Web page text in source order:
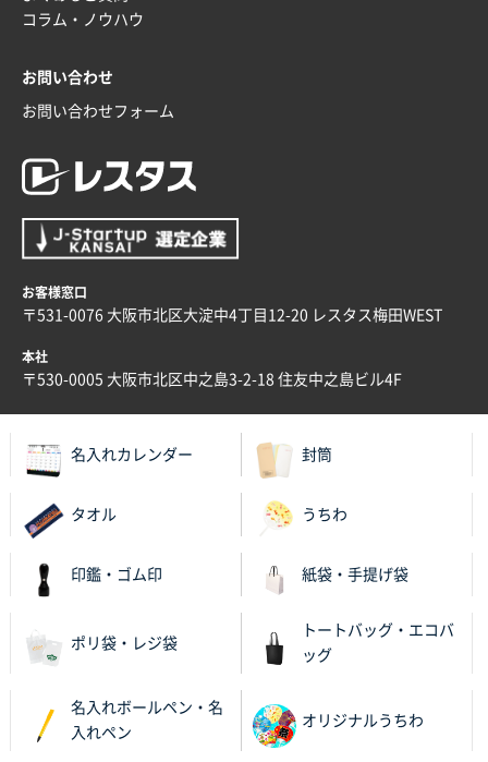
ラミネート紙袋 規格L4サイズ(B4対応)
2025年12月04日 17:34
兵庫県のお客様
2025年12月02日 23:00
ロゴが入れられること
大阪府E社様
2025年11月28日 15:13
他部署のスタッフからの指示
兵庫県S社様
以前発注しているので、データが残っている点が良か
2025年11月25日 16:41
前回同様、安心できるから
uni ジェットストリーム 05
2025年11月21日 16:39
何度か注文していて、満足していたから
コラム・ノウハウ
お問い合わせ
お問い合わせフォーム
お客様窓口
〒531-0076 大阪市北区大淀中4丁目12-20 レスタス梅田WEST
本社
〒530-0005 大阪市北区中之島3-2-18 住友中之島ビル4F
名入れカレンダー 封筒
タオル うちわ
印鑑・ゴム印 紙袋・手提げ袋
ポリ袋・レジ袋
トートバッグ・エコバ
ッグ
名入れボールペン・名
入れペン
オリジナルうちわ